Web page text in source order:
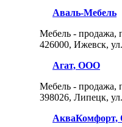
Аваль-Мебель
Мебель - продажа,
426000, Ижевск,
Агат, ООО
Мебель - продажа,
398026, Липецк,